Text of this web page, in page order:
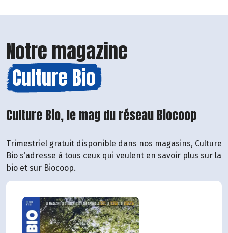
Notre magazine
Culture Bio
Culture Bio, le mag du réseau Biocoop
Trimestriel gratuit disponible dans nos magasins, Culture
Bio s’adresse à tous ceux qui veulent en savoir plus sur la
bio et sur Biocoop.